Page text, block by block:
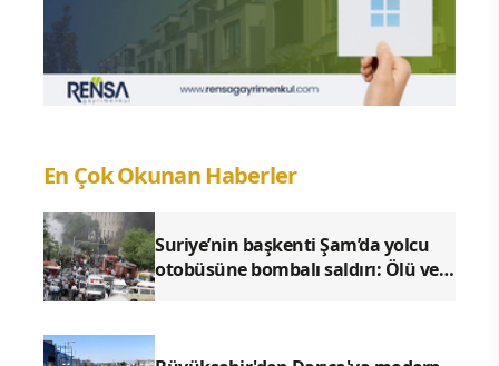
En Çok Okunan Haberler
Suriye’nin başkenti Şam’da yolcu
otobüsüne bombalı saldırı: Ölü ve